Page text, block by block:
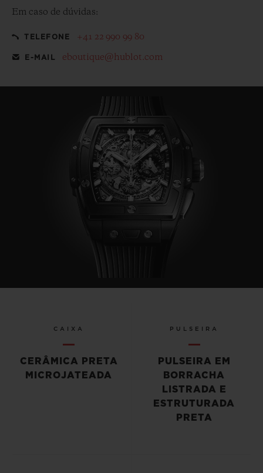
Em caso de dúvidas:
TELEFONE +41 22 990 99 80
E-MAIL eboutique@hublot.com
CAIXA
CERÂMICA PRETA
MICROJATEADA
PULSEIRA
PULSEIRA EM
BORRACHA
LISTRADA E
ESTRUTURADA
PRETA